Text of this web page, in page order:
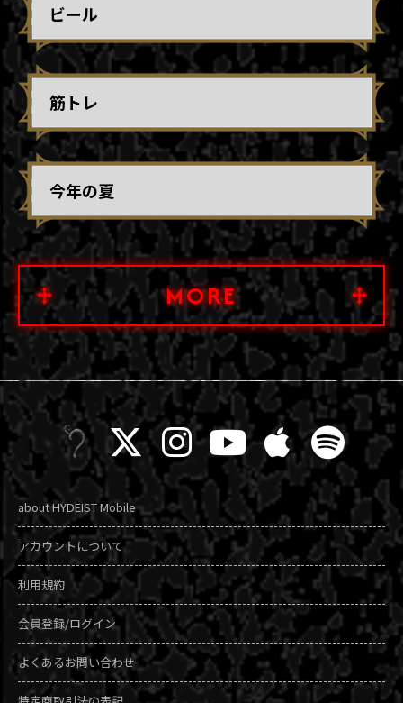
ビール
筋トレ
今年の夏
MORE
about HYDEIST Mobile
アカウントについて
利用規約
会員登録/ログイン
よくあるお問い合わせ